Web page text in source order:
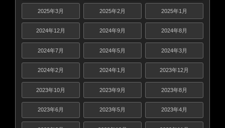
2025年3月 2025年2月 2025年1月
2024年12月 2024年9月 2024年8月
2024年7月 2024年5月 2024年3月
2024年2月 2024年1月 2023年12月
2023年10月 2023年9月 2023年8月
2023年6月 2023年5月 2023年4月